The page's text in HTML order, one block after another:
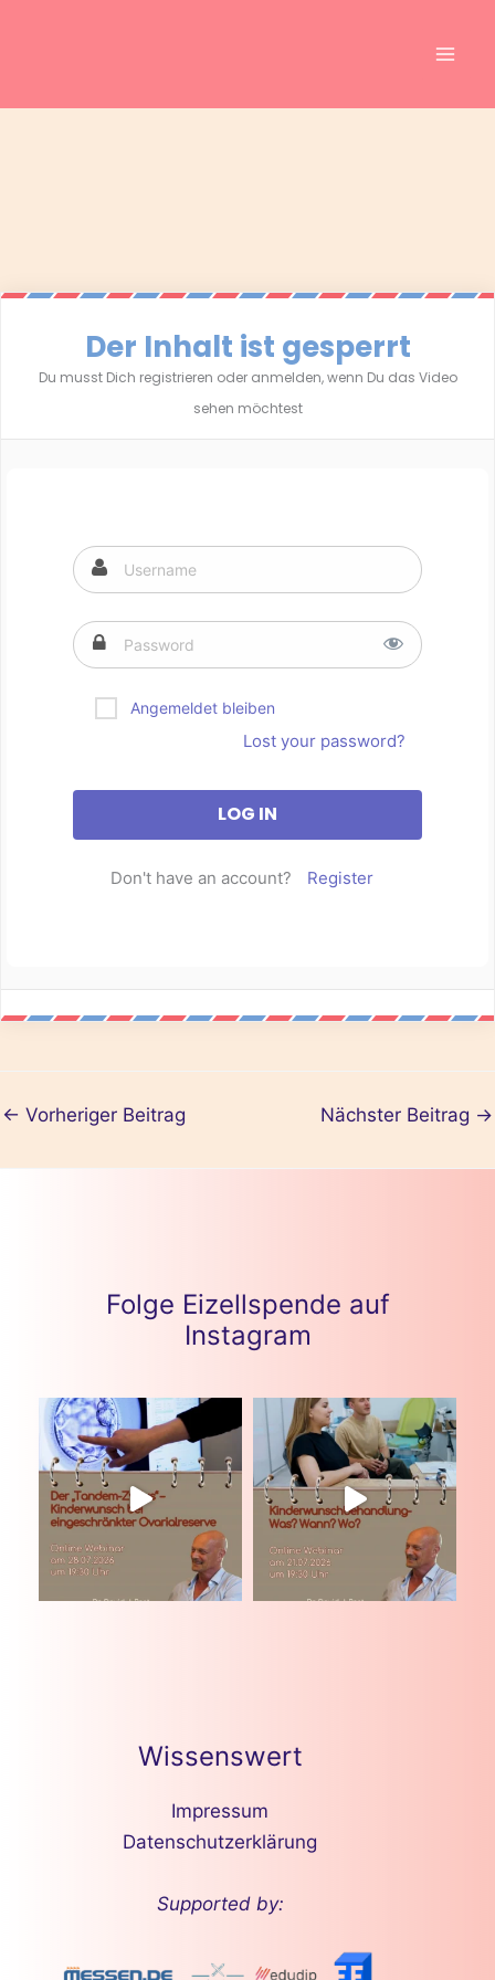
Der Inhalt ist gesperrt
Du musst Dich registrieren oder anmelden, wenn Du das Video
sehen möchtest
Angemeldet bleiben
Lost your password?
Don't have an account? Register
← Vorheriger Beitrag Nächster Beitrag →
Folge Eizellspende auf
Instagram
Wissenswert
Impressum
Datenschutzerklärung
Supported by: